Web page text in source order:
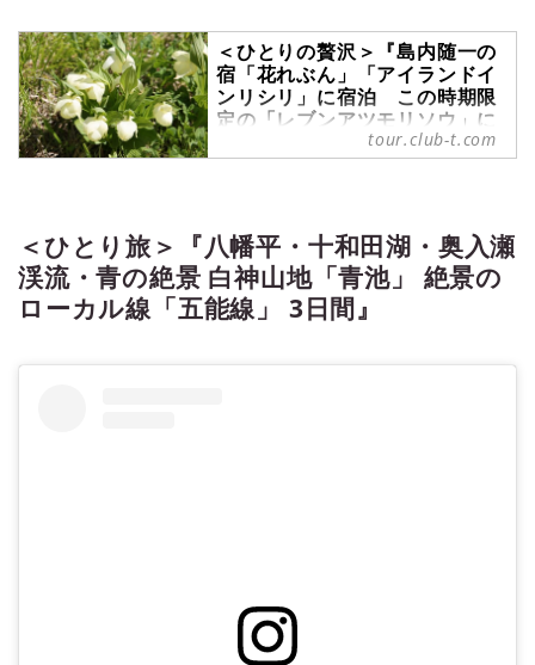
＜ひとりの贅沢＞『島内随一の
宿「花れぶん」「アイランドイ
ンリシリ」に宿泊 この時期限
定の「レブンアツモリソウ」に
出会う旅 利尻島・礼文島３日
間』 ミニハイキング｜クラブ
「花れぶん」「アイランドインリシ
リ」に宿泊 この時期限定の「レブ
ンアツモリソウ」に出会う旅 利尻
島・礼文島３日間』 ミニハイキン
行のお申込ならクラブツーリズム。
tour.club-t.com
＜ひとり旅＞『八幡平・十和田湖・奥入瀬
渓流・青の絶景 白神山地「青池」 絶景の
ローカル線「五能線」 3日間』